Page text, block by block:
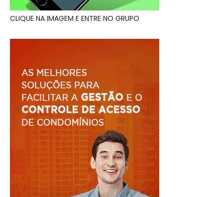
CLIQUE NA IMAGEM E ENTRE NO GRUPO